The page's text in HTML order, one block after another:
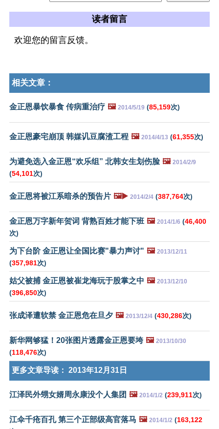
读者留言
欢迎您的留言反馈。
相关文章：
金正恩暴饮暴食 传病重治疗 🖼️ 2014/5/19 (85,159次)
金正恩豪宅崩顶 韩媒讥豆腐渣工程 🖼️ 2014/4/13 (61,355次)
为避免选入金正恩“欢乐组” 北韩女生划伤脸 🖼️ 2014/2/9
(54,101次)
金正恩将被江系暗杀的预告片 🖼️▶️ 2014/2/4 (387,764次)
金正恩万字新年贺词 背熟百姓才能下班 🖼️ 2014/1/6 (46,400
次)
为下台阶 金正恩让全国比赛"暴力声讨" 🖼️ 2013/12/11
(357,981次)
姑父被捕 金正恩被崔龙海玩于股掌之中 🖼️ 2013/12/10
(396,850次)
张成泽遭软禁 金正恩危在旦夕 🖼️ 2013/12/4 (430,286次)
新华网够猛！20张图片透露金正恩要垮 🖼️ 2013/10/30
(118,476次)
更多文章导读： 2013年12月31日
江泽民外甥女婿周永康没个人集团 🖼️ 2014/1/2 (239,911次)
江伞千疮百孔 第三个正部级高官落马 🖼️ 2014/1/2 (163,122